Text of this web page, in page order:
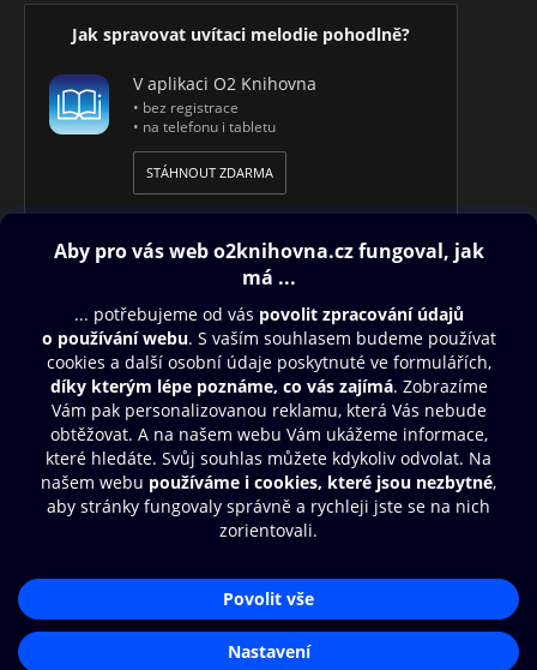
Jak spravovat uvítaci melodie pohodlně?
V aplikaci O2 Knihovna
• bez registrace
• na telefonu i tabletu
STÁHNOUT ZDARMA
Obsah ke stažení
Moje O2 Knihovna
Další zábava
© O2 Czech Republic a.s.
Zásady zpracování osobních údajůAplikace O2 Knihovna
Čti a poslouchej své e-knihy a